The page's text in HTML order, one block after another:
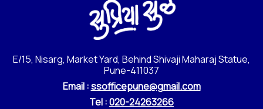
E/15, Nisarg, Market Yard, Behind Shivaji Maharaj Statue,
Pune-411037
Email :ssofficepune@gmail.com
Tel :020-24263266